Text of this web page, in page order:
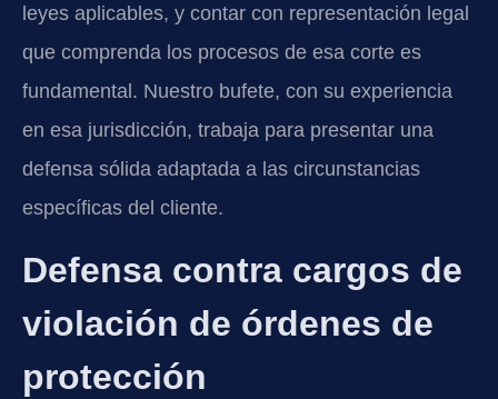
leyes aplicables, y contar con representación legal
que comprenda los procesos de esa corte es
fundamental. Nuestro bufete, con su experiencia
en esa jurisdicción, trabaja para presentar una
defensa sólida adaptada a las circunstancias
específicas del cliente.
Defensa contra cargos de
violación de órdenes de
protección